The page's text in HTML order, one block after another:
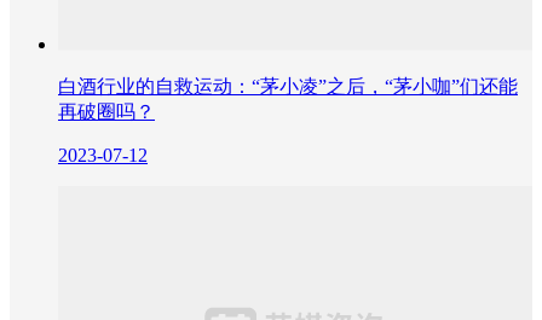
白酒行业的自救运动：“茅小凌”之后，“茅小咖”们还能
再破圈吗？
2023-07-12